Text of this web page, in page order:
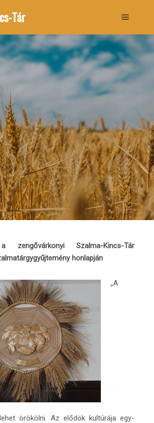
Tár
zengővárkonyi Szalma-Kincs-Tár
honlapján
„A
örökölni. Az elődök kultúrája egy-